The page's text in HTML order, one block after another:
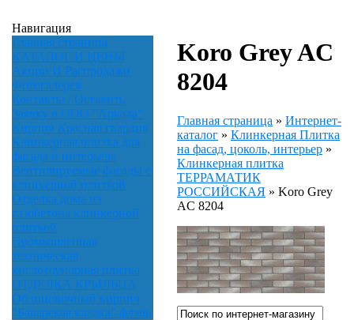
Навигация
Главная страница
КАТАЛОГ И ЦЕНЫ
Акции И Распродажи
Фотогалерея
Контакты / Оставить
Заявку в ООО "Аркада"
Кирпич Красная гвардия
Клинкерная плитка для
фасада и интерьера
Вентилируемые фасады с
клинкерной плиткой
Отделка дома из
газобетона клинкерной
плиткой
Промышленная
техническая
кислотоупорная плитка
ОТДЕЛКА КРЫЛЬЦА
Облицовочный кирпич
"Баварская кладка" флэш
Koro Grey AC
8204
Главная страница » Интернет-
каталог » Клинкерная Плитка
на фасад, цоколь, интерьер »
Клинкерная плитка
ТЕРРАМАТИК
РОССИЙСКАЯ » Koro Grey
AC 8204